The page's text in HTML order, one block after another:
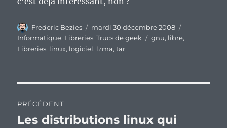
Auteur
Frederic Bezies
Publié
le
mardi 30 décembre 2008
Informatique, Libreries,Trucs de geek Étiquettes
gnu, libre,
Libreries, linux, logiciel, lzma,tar
de
PRÉCÉDENT
Publication
Les distributions linux qui